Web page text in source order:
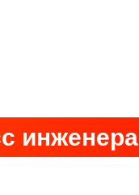
инженера